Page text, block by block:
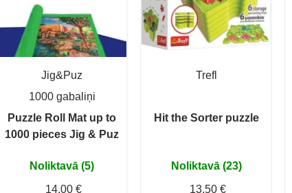
Jig&Puz
1000 gabaliņi
Puzzle Roll Mat up to
1000 pieces Jig & Puz
Noliktavā (5)
14,00 €
Trefl
Hit the Sorter puzzle
Noliktavā (23)
13,50 €